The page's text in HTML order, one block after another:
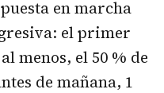
en marcha
el primer
menos, el 50 % de
de mañana, 1